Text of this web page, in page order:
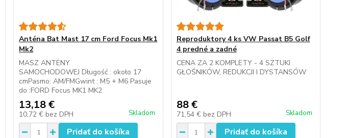
Anténa Bat Mast 17 cm Ford Focus Mk1
Mk2
MASZ ANTENY
SAMOCHODOWEJ Długość : około 17
cmPasmo: AM/FMGwint : M5 + M6 Pasuje
do :FORD Focus MK1 MK2
13,18 €
10,72 € bez DPH Skladom
Pridať do košíka
Reproduktory 4 ks VW Passat B5 Golf
4 predné a zadné
CENA ZA 2 KOMPLETY - 4 SZTUKI
GŁOŚNIKÓW, REDUKCJI I DYSTANSÓW
88 €
71,54 € bez DPH Skladom
Pridať do košíka